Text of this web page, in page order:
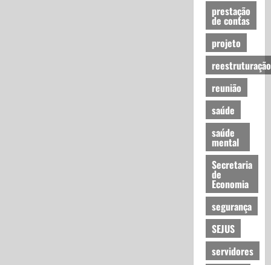
prestação
de contas
projeto
reestruturação
reunião
saúde
saúde
mental
Secretaria
de
Economia
segurança
SEJUS
servidores